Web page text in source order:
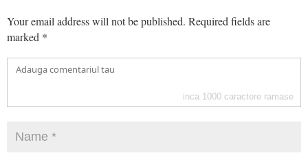
Your email address will not be published. Required fields are
marked *
inca 1000 caractere ramase